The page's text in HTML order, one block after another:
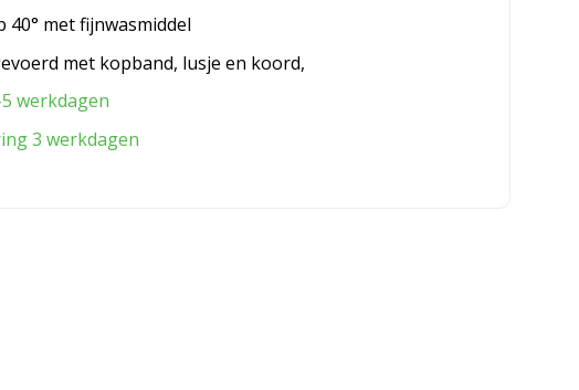
40° met fijnwasmiddel
met kopband, lusje en koord,
werkdagen
3 werkdagen